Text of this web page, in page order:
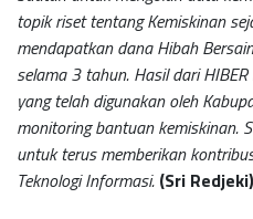
topik riset tentang Kemiskinan
mendapatkan dana Hibah
selama 3 tahun. Hasil dari
yang telah digunakan oleh
monitoring bantuan kemiskinan.
untuk terus memberikan
Teknologi Informasi. (Sri Redjeki)